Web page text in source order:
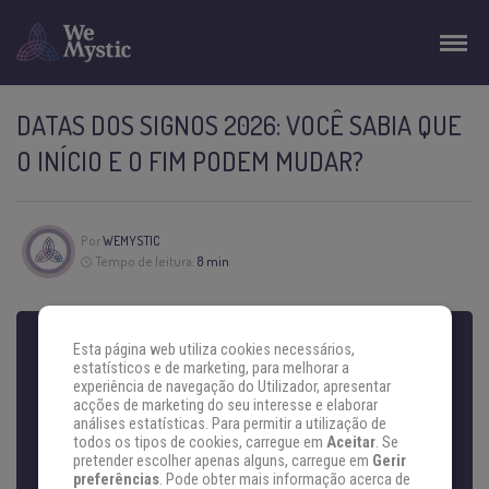
DATAS DOS SIGNOS 2026: VOCÊ SABIA QUE
O INÍCIO E O FIM PODEM MUDAR?
PorWEMYSTIC
Tempo de leitura: 8 min
Sabia que as datas dos signos não são fixas
todos os anos? É por isso que você pode
encontrar datas diferentes do início de cada
signo. Isso é particularmente importante para as
Esta página web utiliza cookies necessários,
estatísticos e de marketing, para melhorar a
experiência de navegação do Utilizador, apresentar
acções de marketing do seu interesse e elaborar
análises estatísticas. Para permitir a utilização de
todos os tipos de cookies, carregue em Aceitar. Se
pretender escolher apenas alguns, carregue em Gerir
preferências. Pode obter mais informação acerca de